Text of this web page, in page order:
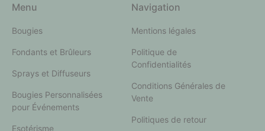
Menu
Bougies
Fondants et Brûleurs
Sprays et Diffuseurs
Bougies Personnalisées
pour Événements
Esotérisme
Navigation
Mentions légales
Politique de
Confidentialités
Conditions Générales de
Vente
Politiques de retour